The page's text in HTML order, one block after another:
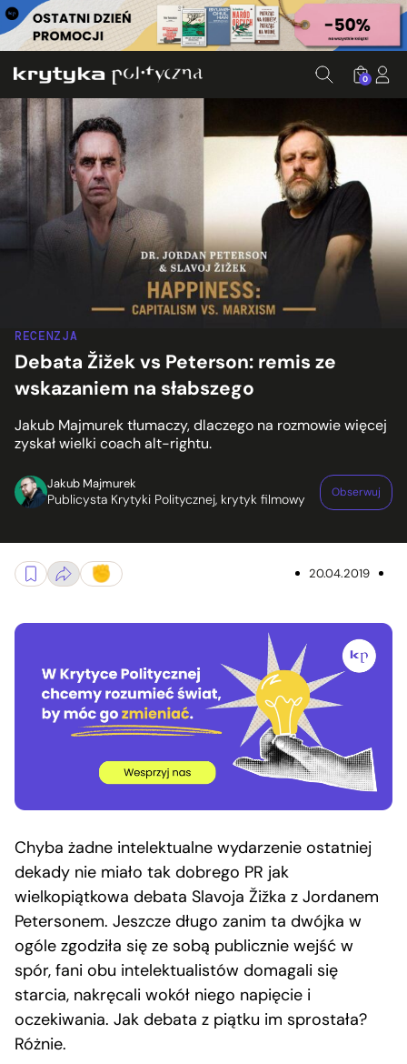
0
RECENZJA
Debata Žižek vs Peterson: remis ze
wskazaniem na słabszego
Jakub Majmurek tłumaczy, dlaczego na rozmowie więcej
zyskał wielki coach alt-rightu.
Jakub Majmurek
Publicysta Krytyki Politycznej, krytyk filmowy Obserwuj
20.04.2019
Chyba żadne intelektualne wydarzenie ostatniej
dekady nie miało tak dobrego PR jak
wielkopiątkowa debata Slavoja Žižka z Jordanem
Petersonem. Jeszcze długo zanim ta dwójka w
ogóle zgodziła się ze sobą publicznie wejść w
spór, fani obu intelektualistów domagali się
starcia, nakręcali wokół niego napięcie i
oczekiwania. Jak debata z piątku im sprostała?
Różnie.